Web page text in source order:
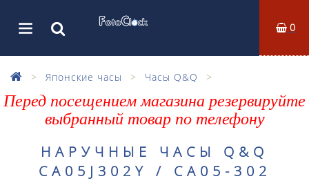
0
Японские часы Часы Q&Q
Перед посещением магазина резервируйте
выбранный товар по телефону
НАРУЧНЫЕ ЧАСЫ Q&Q
CA05J302Y / CA05-302